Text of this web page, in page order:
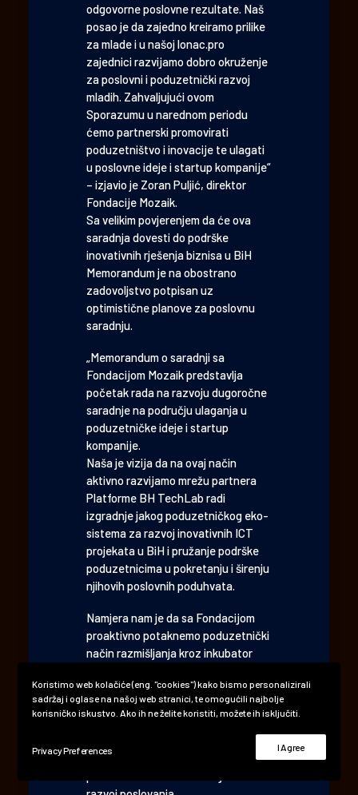
odgovorne poslovne rezultate. Naš
posao je da zajedno kreiramo prilike
za mlade i u našoj lonac.pro
zajednici razvijamo dobro okruženje
za poslovni i poduzetnički razvoj
mladih. Zahvaljujući ovom
Sporazumu u narednom periodu
ćemo partnerski promovirati
poduzetništvo i inovacije te ulagati
u poslovne ideje i startup kompanije“
– izjavio je Zoran Puljić, direktor
Fondacije Mozaik.
Sa velikim povjerenjem da će ova
saradnja dovesti do podrške
inovativnih rješenja biznisa u BiH
Memorandum je na obostrano
zadovoljstvo potpisan uz
optimistične planove za poslovnu
saradnju.
„Memorandum o saradnji sa
Fondacijom Mozaik predstavlja
početak rada na razvoju dugoročne
saradnje na području ulaganja u
poduzetničke ideje i startup
kompanije.
Naša je vizija da na ovaj način
aktivno razvijamo mrežu partnera
Platforme BH TechLab radi
izgradnje jakog poduzetničkog eko-
sistema za razvoj inovativnih ICT
projekata u BiH i pružanje podrške
poduzetnicima u pokretanju i širenju
njihovih poslovnih poduhvata.
Namjera nam je da sa Fondacijom
proaktivno potaknemo poduzetnički
način razmišljanja kroz inkubator
pozitivne sinergijske efekte sa ciljem
pružanja podrške mladim i svim
Haris Lučkin, brand ambasador
Koristimo web kolačiće (eng. "cookies") kako bismo personalizirali
sadržaj i oglase na našoj web stranici, te omogućili najbolje
korisničko iskustvo. Ako ih ne želite koristiti, možete ih isključiti.
Privacy Preferences I Agree